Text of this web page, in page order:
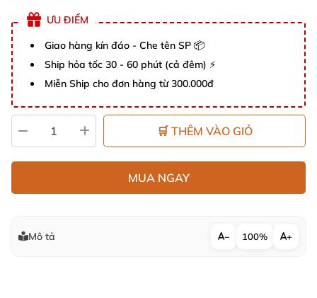
ƯU ĐIỂM
Giao hàng kín đáo - Che tên SP 📦
Ship hỏa tốc 30 - 60 phút (cả đêm) ⚡
Miễn Ship cho đơn hàng từ 300.000đ
🛒 THÊM VÀO GIỎ
MUA NGAY
Mô tả − 100% +